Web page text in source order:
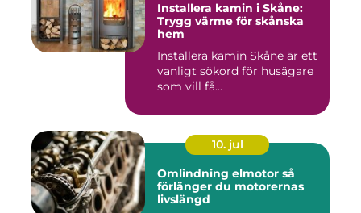
Installera kamin i Skåne:
Trygg värme för skånska
hem
Installera kamin Skåne är ett
vanligt sökord för husägare
som vill få...
10. jul
Omlindning elmotor så
förlänger du motorernas
livslängd